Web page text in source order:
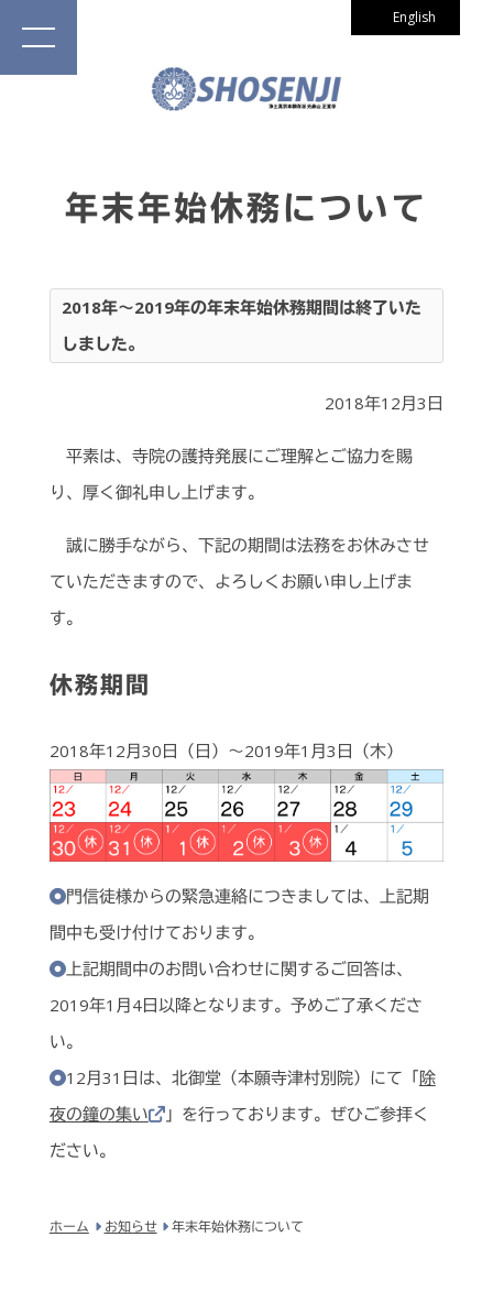
English
年末年始休務について
2018年～2019年の年末年始休務期間は終了いた
しました。
2018年12月3日
平素は、寺院の護持発展にご理解とご協力を賜
り、厚く御礼申し上げます。
誠に勝手ながら、下記の期間は法務をお休みさせ
ていただきますので、よろしくお願い申し上げま
す。
休務期間
2018年12月30日（日）～2019年1月3日（木）
門信徒様からの緊急連絡につきましては、上記期
間中も受け付けております。
上記期間中のお問い合わせに関するご回答は、
2019年1月4日以降となります。予めご了承くださ
い。
12月31日は、北御堂（本願寺津村別院）にて「除
夜の鐘の集い
」を行っております。ぜひご参拝く
ださい。
ホーム お知らせ 年末年始休務について